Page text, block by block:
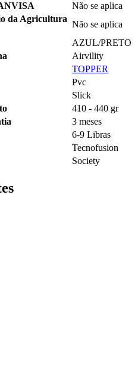
Não se aplica
da Agricultura
Não se aplica
AZUL/PRETO
Airvility
TOPPER
Pvc
Slick
410 - 440 gr
3 meses
6-9 Libras
Tecnofusion
Society